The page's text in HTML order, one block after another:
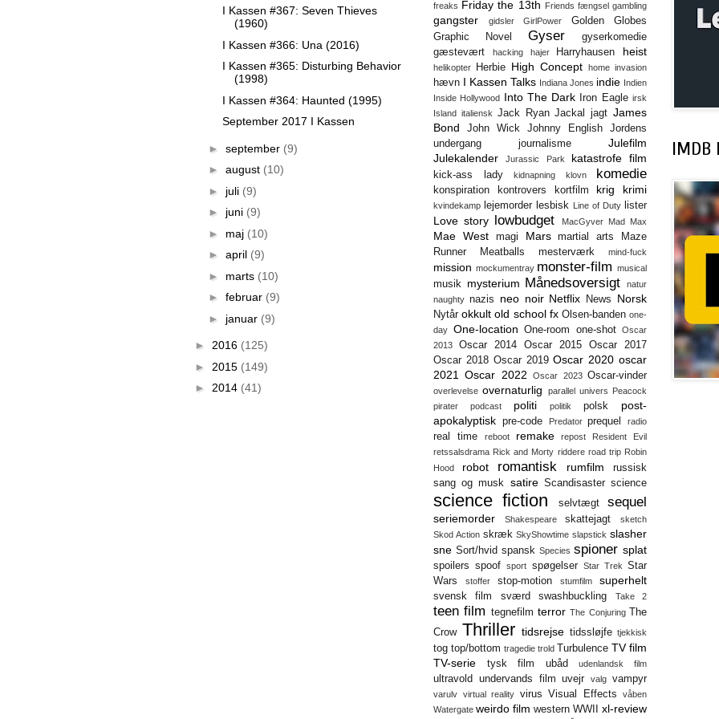
I Kassen #367: Seven Thieves
(1960)
I Kassen #366: Una (2016)
I Kassen #365: Disturbing Behavior
(1998)
I Kassen #364: Haunted (1995)
September 2017 I Kassen
► september (9)
► august (10)
► juli (9)
► juni (9)
► maj (10)
► april (9)
► marts (10)
► februar (9)
► januar (9)
► 2016 (125)
► 2015 (149)
► 2014 (41)
freaks Friday the 13th Friends fængsel gambling
gangster gidsler GirlPower
Golden Globes
Graphic Novel
Gyser
gyserkomedie
gæstevært
hacking hajer Harryhausen heist
helikopter Herbie High Concept home invasion
hævn I Kassen Talks Indiana Jones indie Indien
Inside Hollywood Into The Dark Iron Eagle irsk
Island italiensk Jack Ryan Jackal jagt James
Bond
John Wick Johnny English
Jordens
undergang
journalisme
Julefilm
Julekalender
Jurassic Park katastrofe film
kick-ass lady kidnapning klovn komedie
konspiration kontrovers kortfilm krig krimi
kvindekamp lejemorder lesbisk Line of Duty lister
Love story lowbudget MacGyver Mad Max
Mae West magi Mars martial arts
Maze
Runner
Meatballs mesterværk mind-fuck
mission mockumentray monster-film musical
musik mysterium Månedsoversigt
natur
naughty nazis neo noir Netflix News Norsk
Nytår okkult old school fx Olsen-banden one-
day One-location One-room one-shot
Oscar
2013
Oscar 2014 Oscar 2015
Oscar 2017
Oscar 2018 Oscar 2019 Oscar 2020 oscar
2021
Oscar 2022 Oscar 2023 Oscar-vinder
overlevelse overnaturlig parallel univers Peacock
pirater
podcast politi politik polsk
post-
apokalyptisk pre-code Predator prequel radio
real time reboot remake repost
Resident Evil
retssalsdrama Rick and Morty riddere road trip Robin
Hood
robot romantisk rumfilm
russisk
sang og musk satire Scandisaster science
science fiction selvtægt sequel
seriemorder Shakespeare skattejagt
sketch
Skod Action skræk SkyShowtime slapstick slasher
sne Sort/hvid spansk Species spioner splat
spoilers spoof sport spøgelser Star Trek Star
Wars
stoffer stop-motion stumfilm superhelt
svensk film sværd swashbuckling Take 2
teen film tegnefilm terror The Conjuring
The
Crow Thriller tidsrejse tidssløjfe tjekkisk
tog top/bottom tragedie trold Turbulence TV film
TV-serie
tysk film ubåd udenlandsk film
ultravold undervands film uvejr valg vampyr
varulv virtual reality virus Visual Effects
våben
Watergate weirdo film western WWII
xl-review